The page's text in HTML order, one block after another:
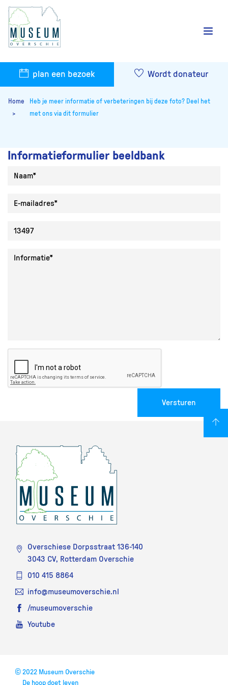
plan een bezoek Wordt donateur
Home
Heb je meer informatie of verbeteringen bij deze foto? Deel het
met ons via dit formulier
Informatieformulier beeldbank
Versturen
Overschiese Dorpsstraat 136-140
3043 CV, Rotterdam Overschie
010 415 8864
info@museumoverschie.nl
/museumoverschie
Youtube
© 2022 Museum Overschie
De hoop doet leven